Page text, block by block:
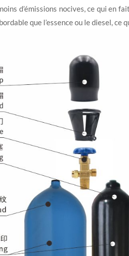
d’émissions nocives, ce qui en
que l’essence ou le diesel,